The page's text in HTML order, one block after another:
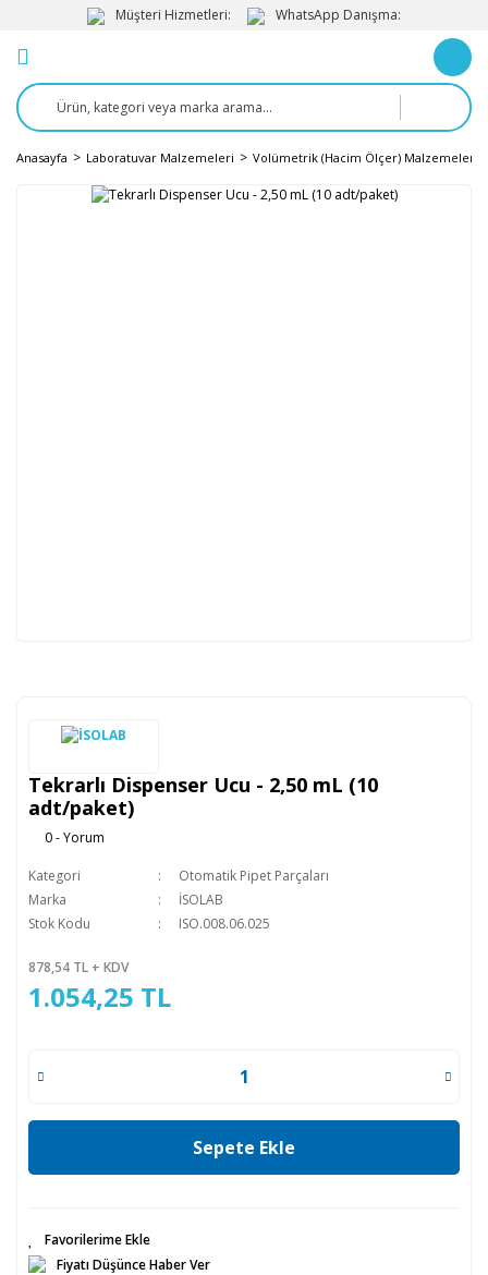
Müşteri Hizmetleri: WhatsApp Danışma:
Anasayfa Laboratuvar Malzemeleri Volümetrik (Hacim Ölçer) Malzemeler
Tekrarlı Dispenser Ucu - 2,50 mL (10
adt/paket)
0 - Yorum
Kategori
Otomatik Pipet Parçaları
Marka
İSOLAB
Stok Kodu
ISO.008.06.025
878,54 TL + KDV
1.054,25 TL
Sepete Ekle
Fiyatı Düşünce Haber Ver